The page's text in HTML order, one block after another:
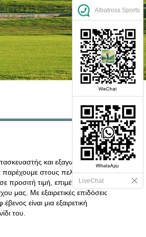
και εξαγωγέας
στους πελάτες μας
προσιτή τιμή, επιμένουμε στη
μας. Με εξαιρετικές επιδόσεις
είναι μια εξαιρετική
του.
Albatross Sports
LiveChat